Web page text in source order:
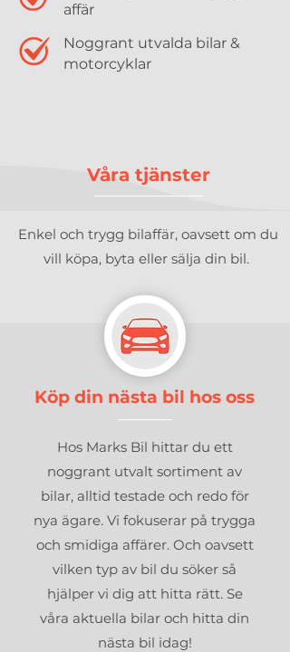
affär
Noggrant utvalda bilar &
motorcyklar
Våra tjänster
Enkel och trygg bilaffär, oavsett om du
vill köpa, byta eller sälja din bil.
Köp din nästa bil hos oss
Hos Marks Bil hittar du ett
noggrant utvalt sortiment av
bilar, alltid testade och redo för
nya ägare. Vi fokuserar på trygga
och smidiga affärer. Och oavsett
vilken typ av bil du söker så
hjälper vi dig att hitta rätt. Se
våra aktuella bilar och hitta din
nästa bil idag!